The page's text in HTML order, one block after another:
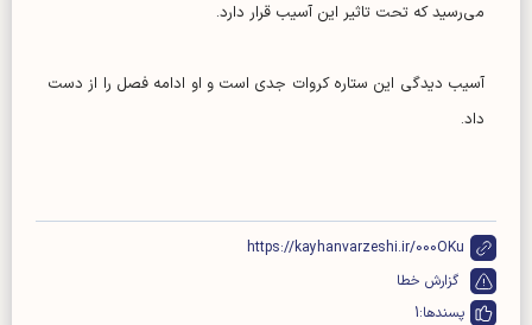
می‌رسید که تحت تاثیر این آسیب قرار دارد.
آسیب دیدگی این ستاره کروات جدی است و او ادامه فصل را از دست
داد.
https://kayhanvarzeshi.ir/000OKu
گزارش خطا
پسندها:1